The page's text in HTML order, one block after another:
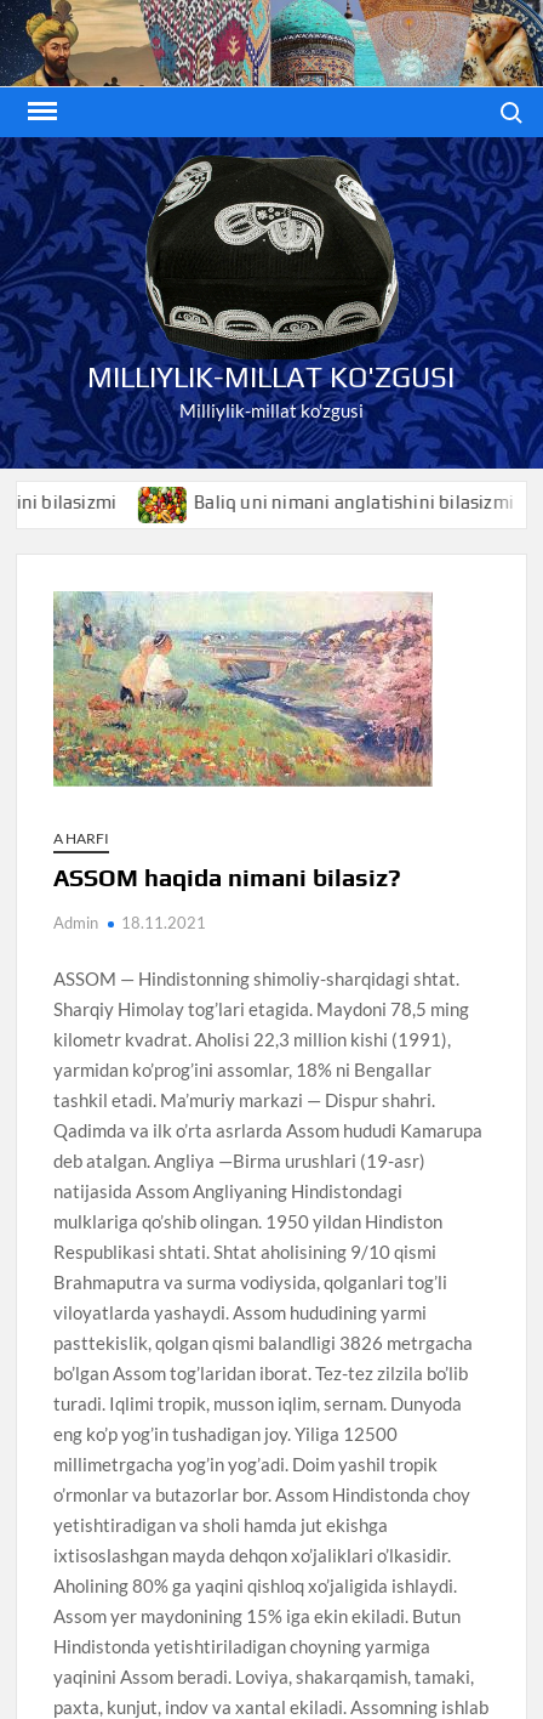
Skip
to
content
MILLIYLIK-MILLAT KO'ZGUSI
Milliylik-millat ko'zgusi
Baliq uni nimani anglatishini bilasizmi
A HARFI
ASSOM haqida nimani bilasiz?
Admin 18.11.2021
ASSOM — Hindistonning shimoliy-sharqidagi shtat.
Sharqiy Himolay tog’lari etagida. Maydoni 78,5 ming
kilometr kvadrat. Aholisi 22,3 million kishi (1991),
yarmidan ko’prog’ini assomlar, 18% ni Bengallar
tashkil etadi. Ma’muriy markazi — Dispur shahri.
Qadimda va ilk o’rta asrlarda Assom hududi Kamarupa
deb atalgan. Angliya —Birma urushlari (19-asr)
natijasida Assom Angliyaning Hindistondagi
mulklariga qo’shib olingan. 1950 yildan Hindiston
Respublikasi shtati. Shtat aholisining 9/10 qismi
Brahmaputra va surma vodiysida, qolganlari tog’li
viloyatlarda yashaydi. Assom hududining yarmi
pasttekislik, qolgan qismi balandligi 3826 metrgacha
bo’lgan Assom tog’laridan iborat. Tez-tez zilzila bo’lib
turadi. Iqlimi tropik, musson iqlim, sernam. Dunyoda
eng ko’p yog’in tushadigan joy. Yiliga 12500
millimetrgacha yog’in yog’adi. Doim yashil tropik
o’rmonlar va butazorlar bor. Assom Hindistonda choy
yetishtiradigan va sholi hamda jut ekishga
ixtisoslashgan mayda dehqon xo’jaliklari o’lkasidir.
Aholining 80% ga yaqini qishloq xo’jaligida ishlaydi.
Assom yer maydonining 15% iga ekin ekiladi. Butun
Hindistonda yetishtiriladigan choyning yarmiga
yaqinini Assom beradi. Loviya, shakarqamish, tamaki,
paxta, kunjut, indov va xantal ekiladi. Assomning ishlab